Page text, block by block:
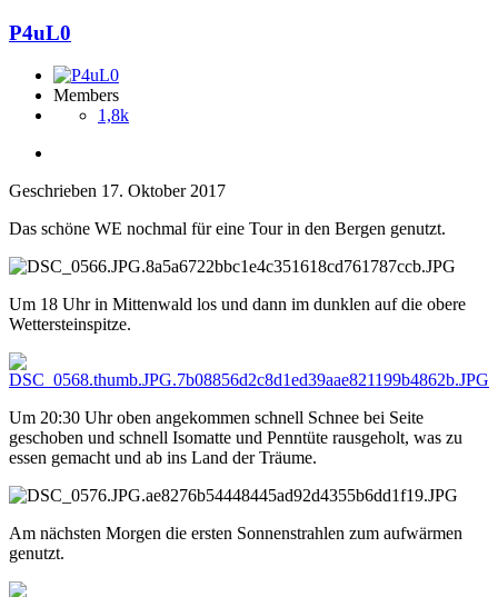
P4uL0
Members
1,8k
Geschrieben 17. Oktober 2017
Das schöne WE nochmal für eine Tour in den Bergen genutzt.
Um 18 Uhr in Mittenwald los und dann im dunklen auf die obere
Wettersteinspitze.
Um 20:30 Uhr oben angekommen schnell Schnee bei Seite
geschoben und schnell Isomatte und Penntüte rausgeholt, was zu
essen gemacht und ab ins Land der Träume.
Am nächsten Morgen die ersten Sonnenstrahlen zum aufwärmen
genutzt.